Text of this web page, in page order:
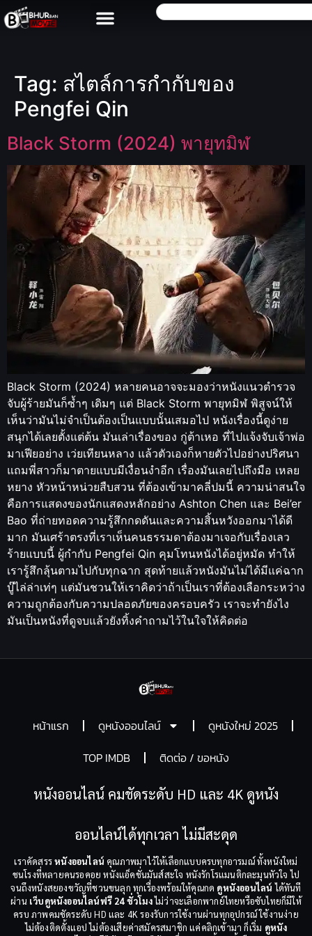
Tag: สไตล์การกำกับของ
Pengfei Qin
Black Storm (2024) พายุทมิฬ
Black Storm (2024) หลายคนอาจจะมองว่าหนังแนวตำรวจ
จับผู้ร้ายมันก็ซ้ำๆ เดิมๆ แต่ Black Storm พายุทมิฬ พิสูจน์ให้
เห็นว่ามันไม่จำเป็นต้องเป็นแบบนั้นเสมอไป หนังเรื่องนี้ดูง่าย
สนุกได้เลยตั้งแต่ต้น มันเล่าเรื่องของ กู่ต้าเหอ ที่ไปแจ้งจับเจ้าพ่อ
มาเฟียอย่าง เว่ยเทียนหลาง แล้วตัวเองก็หายตัวไปอย่างปริศนา
แถมพี่สาวก็มาตายแบบมีเงื่อนงำอีก เรื่องมันเลยไปถึงมือ เหลย
หยาง หัวหน้าหน่วยสืบสวน ที่ต้องเข้ามาคลี่ปมนี้ ความน่าสนใจ
คือการแสดงของนักแสดงหลักอย่าง Ashton Chen และ Bei’er
Bao ที่ถ่ายทอดความรู้สึกกดดันและความสิ้นหวังออกมาได้ดี
มาก มันเศร้าตรงที่เราเห็นคนธรรมดาต้องมาเจอกับเรื่องเลว
ร้ายแบบนี้ ผู้กำกับ Pengfei Qin คุมโทนหนังได้อยู่หมัด ทำให้
เรารู้สึกลุ้นตามไปกับทุกฉาก สุดท้ายแล้วหนังมันไม่ได้มีแค่ฉาก
บู๊ไล่ล่าเท่ๆ แต่มันชวนให้เราคิดว่าถ้าเป็นเราที่ต้องเลือกระหว่าง
ความถูกต้องกับความปลอดภัยของครอบครัว เราจะทำยังไง
มันเป็นหนังที่ดูจบแล้วยังทิ้งคำถามไว้ในใจให้คิดต่อ
หน้าแรก ดูหนังออนไลน์
ดูหนังใหม่ 2025
TOP IMDB
ติดต่อ / ขอหนัง
หนังออนไลน์ คมชัดระดับ HD และ 4K ดูหนัง
ออนไลน์ได้ทุกเวลา ไม่มีสะดุด
เราคัดสรรหนังออนไลน์ คุณภาพมาไว้ให้เลือกแบบครบทุกอารมณ์ ทั้งหนังใหม่
ชนโรงที่หลายคนรอคอย หนังแอ็คชั่นมันส์สะใจ หนังรักโรแมนติกละมุนหัวใจ ไป
จนถึงหนังสยองขวัญที่ชวนขนลุก ทุกเรื่องพร้อมให้คุณกด ดูหนังออนไลน์ ได้ทันที
ผ่าน เว็บดูหนังออนไลน์ฟรี 24 ชั่วโมงไม่ว่าจะเลือกพากย์ไทยหรือซับไทยก็มีให้
ครบ ภาพคมชัดระดับ HD และ 4K รองรับการใช้งานผ่านทุกอุปกรณ์ ใช้งานง่าย
ไม่ต้องติดตั้งแอป ไม่ต้องเสียค่าสมัครสมาชิก แค่คลิกเข้ามา ก็เริ่ม ดูหนัง